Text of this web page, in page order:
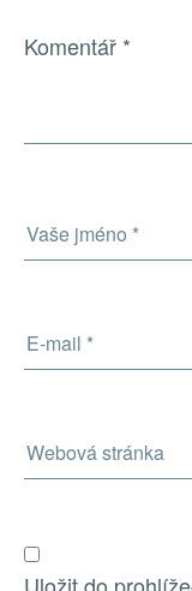
Komentář *
Uložit do